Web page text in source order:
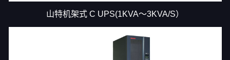
山特机架式 C UPS(1KVA～3KVA/S）